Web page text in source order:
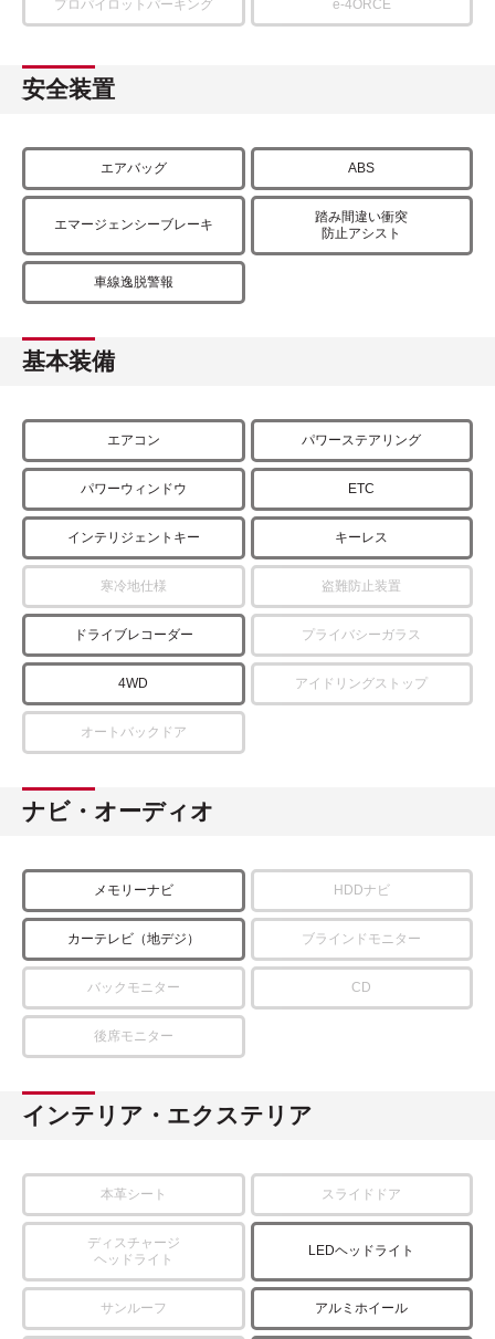
プロパイロットパーキング e-4ORCE
安全装置
エアバッグ ABS
エマージェンシーブレーキ
踏み間違い衝突
防止アシスト
車線逸脱警報
基本装備
エアコン パワーステアリング
パワーウィンドウ ETC
インテリジェントキー キーレス
寒冷地仕様 盗難防止装置
ドライブレコーダー プライバシーガラス
4WD アイドリングストップ
オートバックドア
ナビ・オーディオ
メモリーナビ HDDナビ
カーテレビ（地デジ） ブラインドモニター
バックモニター CD
後席モニター
インテリア・エクステリア
本革シート スライドドア
ディスチャージ
ヘッドライト
LEDヘッドライト
サンルーフ アルミホイール